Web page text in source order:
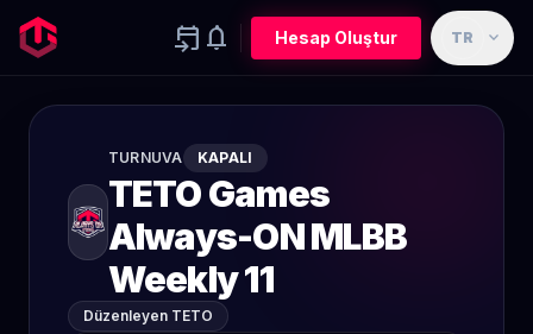
event_upcoming notifications Hesap Oluştur TR expand_more
TURNUVA KAPALI
TETO Games
Always-ON MLBB
Weekly 11
Düzenleyen TETO